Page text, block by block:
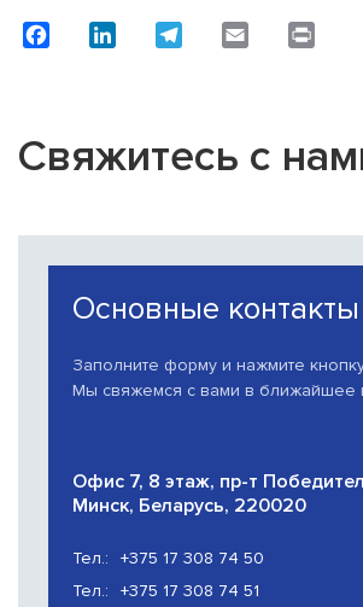
Facebook LinkedIn Telegram Email
Свяжитесь с
Основные контакты
Заполните форму и нажмите
Мы свяжемся с вами в ближайшее
Офис 7, 8 этаж, пр-т
Минск, Беларусь, 220020
Тел.:
+375 17 308 74 50
Тел.:
+375 17 308 74 51